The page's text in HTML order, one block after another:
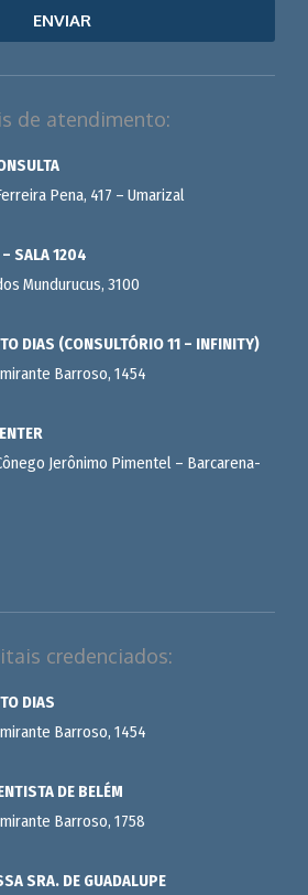
ENVIAR
de atendimento:
Pena, 417 – Umarizal
– SALA 1204
Mundurucus, 3100
DIAS (CONSULTÓRIO 11 – INFINITY)
Barroso, 1454
Jerônimo Pimentel – Barcarena-
credenciados:
DIAS
Barroso, 1454
DE BELÉM
Barroso, 1758
SRA. DE GUADALUPE